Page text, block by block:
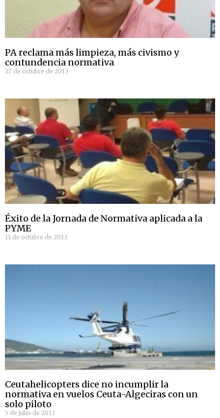
PA reclama más limpieza, más civismo y
contundencia normativa
27 de octubre de 2013
Éxito de la Jornada de Normativa aplicada a la
PYME
11 de octubre de 2013
Ceutahelicopters dice no incumplir la
normativa en vuelos Ceuta-Algeciras con un
solo piloto
5 de julio de 2013